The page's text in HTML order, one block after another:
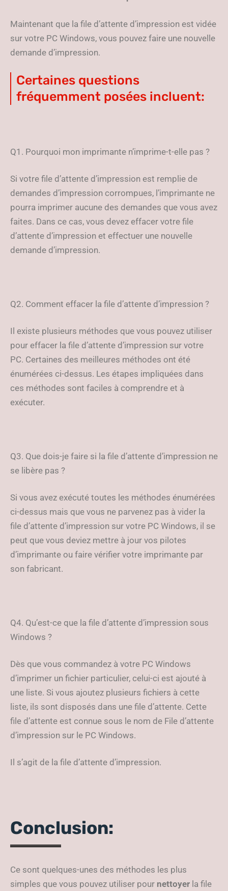
Maintenant que la file d’attente d’impression est vidée
sur votre PC Windows, vous pouvez faire une nouvelle
demande d’impression.
Certaines questions
fréquemment posées incluent:
Q1. Pourquoi mon imprimante n’imprime-t-elle pas ?
Si votre file d’attente d’impression est remplie de
demandes d’impression corrompues, l’imprimante ne
pourra imprimer aucune des demandes que vous avez
faites. Dans ce cas, vous devez effacer votre file
d’attente d’impression et effectuer une nouvelle
demande d’impression.
Q2. Comment effacer la file d’attente d’impression ?
Il existe plusieurs méthodes que vous pouvez utiliser
pour effacer la file d’attente d’impression sur votre
PC. Certaines des meilleures méthodes ont été
énumérées ci-dessus. Les étapes impliquées dans
ces méthodes sont faciles à comprendre et à
exécuter.
Q3. Que dois-je faire si la file d’attente d’impression ne
se libère pas ?
Si vous avez exécuté toutes les méthodes énumérées
ci-dessus mais que vous ne parvenez pas à vider la
file d’attente d’impression sur votre PC Windows, il se
peut que vous deviez mettre à jour vos pilotes
d’imprimante ou faire vérifier votre imprimante par
son fabricant.
Q4. Qu’est-ce que la file d’attente d’impression sous
Windows ?
Dès que vous commandez à votre PC Windows
d’imprimer un fichier particulier, celui-ci est ajouté à
une liste. Si vous ajoutez plusieurs fichiers à cette
liste, ils sont disposés dans une file d’attente. Cette
file d’attente est connue sous le nom de File d’attente
d’impression sur le PC Windows.
Il s’agit de la file d’attente d’impression.
Conclusion:
Ce sont quelques-unes des méthodes les plus
simples que vous pouvez utiliser pour nettoyer la file